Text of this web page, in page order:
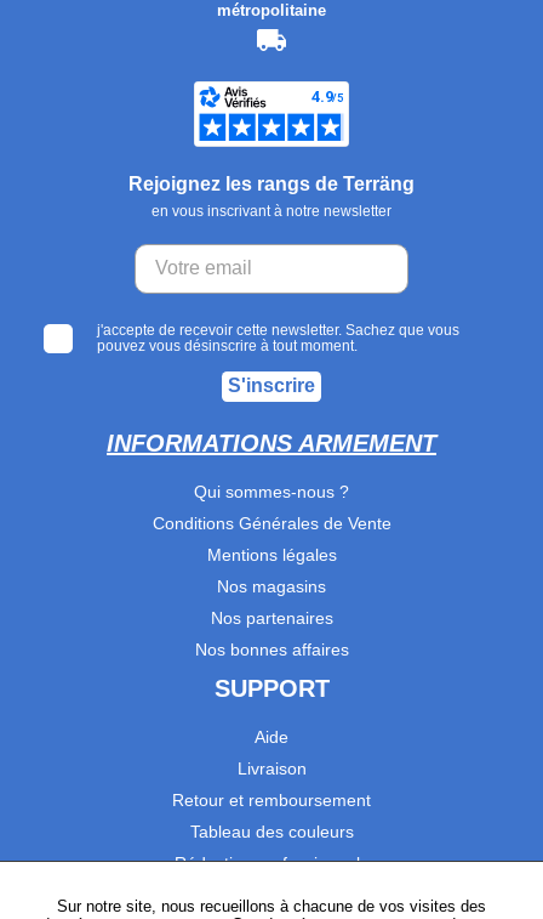
métropolitaine
Rejoignez les rangs de Terräng
en vous inscrivant à notre newsletter
j'accepte de recevoir cette newsletter. Sachez que vous
pouvez vous désinscrire à tout moment.
S'inscrire
INFORMATIONS ARMEMENT
Qui sommes-nous ?
Conditions Générales de Vente
Mentions légales
Nos magasins
Nos partenaires
Nos bonnes affaires
SUPPORT
Aide
Livraison
Retour et remboursement
Tableau des couleurs
Réduction professionnels
Sur notre site, nous recueillons à chacune de vos visites des